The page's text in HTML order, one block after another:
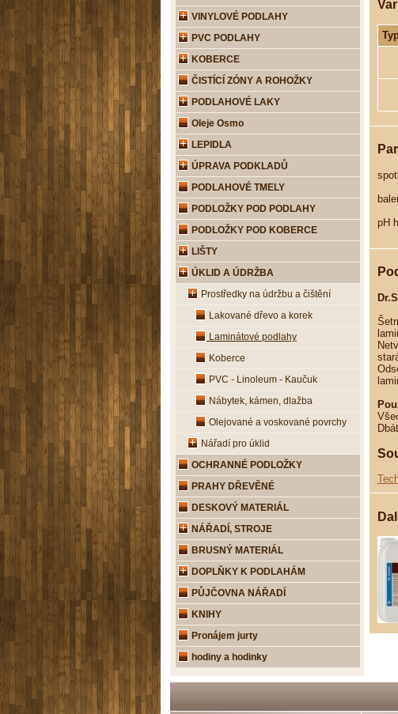
pH
VINYLOVÉ PODLAHY
PVC PODLAHY
KOBERCE
ČISTÍCÍ ZÓNY A ROHOŽKY
PODLAHOVÉ LAKY
Oleje Osmo
LEPIDLA
ÚPRAVA PODKLADŮ
PODLAHOVÉ TMELY
PODLOŽKY POD PODLAHY
PODLOŽKY POD KOBERCE
LIŠTY
ÚKLID A ÚDRŽBA
Prostředky na údržbu a čištění
Lakované dřevo a korek
Laminátové podlahy
Koberce
PVC - Linoleum - Kaučuk
Nábytek, kámen, dlažba
Olejované a voskované povrchy
Nářadí pro úklid
OCHRANNÉ PODLOŽKY
PRAHY DŘEVĚNÉ
DESKOVÝ MATERIÁL
NÁŘADÍ, STROJE
BRUSNÝ MATERIÁL
DOPLŇKY K PODLAHÁM
PŮJČOVNA NÁŘADÍ
KNIHY
Pronájem jurty
hodiny a hodinky